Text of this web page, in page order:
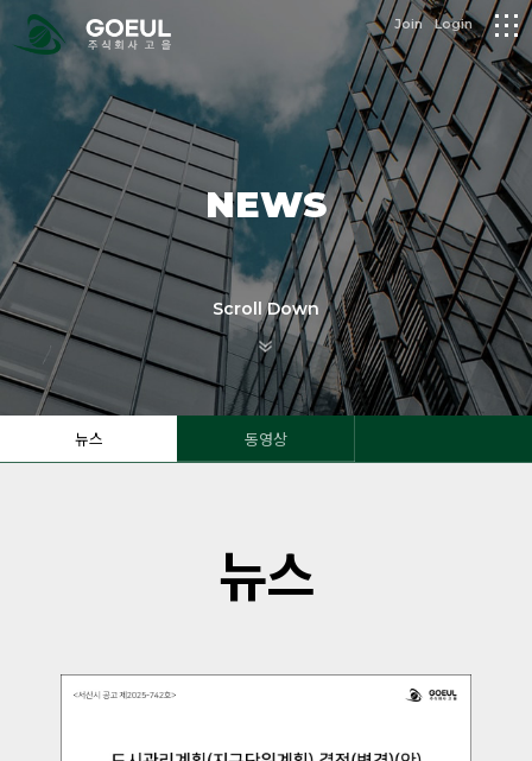
logo Join Login
NEWS
Scroll Down
뉴스 동영상
뉴스